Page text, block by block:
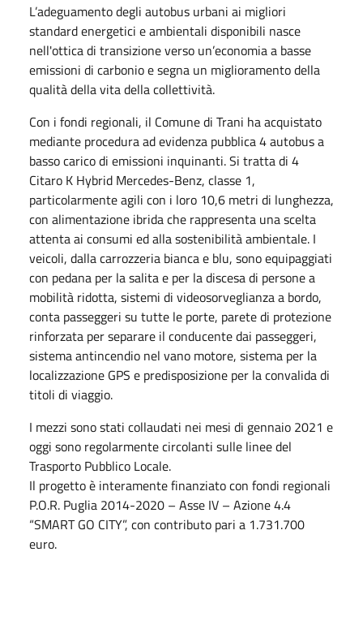
L’adeguamento degli autobus urbani ai migliori
standard energetici e ambientali disponibili nasce
nell'ottica di transizione verso un’economia a basse
emissioni di carbonio e segna un miglioramento della
qualità della vita della collettività.
Con i fondi regionali, il Comune di Trani ha acquistato
mediante procedura ad evidenza pubblica 4 autobus a
basso carico di emissioni inquinanti. Si tratta di 4
Citaro K Hybrid Mercedes-Benz, classe 1,
particolarmente agili con i loro 10,6 metri di lunghezza,
con alimentazione ibrida che rappresenta una scelta
attenta ai consumi ed alla sostenibilità ambientale. I
veicoli, dalla carrozzeria bianca e blu, sono equipaggiati
con pedana per la salita e per la discesa di persone a
mobilità ridotta, sistemi di videosorveglianza a bordo,
conta passeggeri su tutte le porte, parete di protezione
rinforzata per separare il conducente dai passeggeri,
sistema antincendio nel vano motore, sistema per la
localizzazione GPS e predisposizione per la convalida di
titoli di viaggio.
I mezzi sono stati collaudati nei mesi di gennaio 2021 e
oggi sono regolarmente circolanti sulle linee del
Trasporto Pubblico Locale.
Il progetto è interamente finanziato con fondi regionali
P.O.R. Puglia 2014-2020 – Asse IV – Azione 4.4
“SMART GO CITY”, con contributo pari a 1.731.700
euro.